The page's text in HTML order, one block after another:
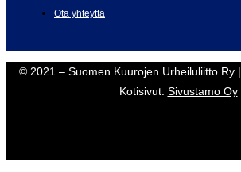
Ota yhteyttä
© 2021 – Suomen Kuurojen Urheiluliitto Ry |
Kotisivut: Sivustamo Oy